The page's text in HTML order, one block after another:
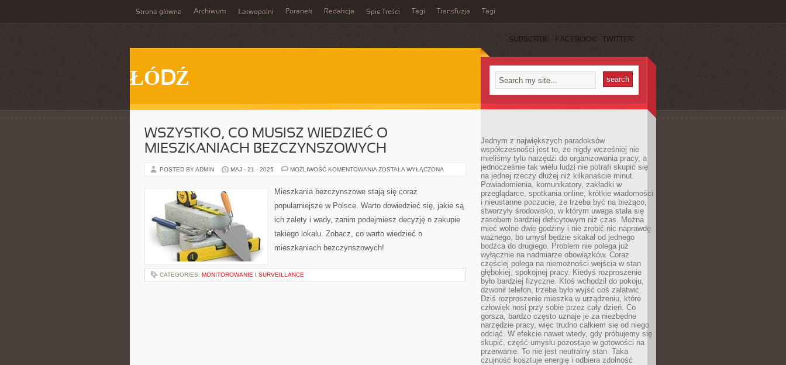
Strona główna Archiwum Łatwopalni Poranek Redakcja Spis Treści Tagi Transfuzja Tagi
SUBSCRIBE FACEBOOK TWITTER
ŁÓDŹ
WSZYSTKO, CO MUSISZ WIEDZIEĆ O
MIESZKANIACH BEZCZYNSZOWYCH
POSTED BY ADMIN MAJ - 21 - 2025 MOŻLIWOŚĆ KOMENTOWANIA WSZYSTKO,
WIEDZIEĆ
O
BEZCZYNSZOWYCH
ZOSTAŁA WYŁĄCZONA
Mieszkania bezczynszowe stają się coraz
popularniejsze w Polsce. Warto dowiedzieć się, jakie są
ich zalety i wady, zanim podejmiesz decyzję o zakupie
takiego lokalu. Zobacz, co warto wiedzieć o
mieszkaniach bezczynszowych!
CATEGORIES: MONITOROWANIE I SURVEILLANCE
Jednym z największych paradoksów
współczesności jest to, że nigdy wcześniej nie
mieliśmy tylu narzędzi do organizowania pracy, a
jednocześnie tak wielu ludzi nie potrafi skupić się
na jednej rzeczy dłużej niż kilkanaście minut.
Powiadomienia, komunikatory, zakładki w
przeglądarce, spotkania online, krótkie wiadomości
i nieustanne poczucie, że trzeba być na bieżąco,
stworzyły środowisko, w którym uwaga stała się
zasobem bardziej deficytowym niż czas. Można
mieć wolne dwie godziny i nie zrobić nic naprawdę
ważnego, bo umysł będzie skakał od jednego
bodźca do drugiego. Problem nie polega już
wyłącznie na nadmiarze obowiązków. Coraz
częściej polega na niemożności wejścia w stan
głębokiej, spokojnej pracy. Kiedyś rozproszenie
było bardziej fizyczne. Ktoś wchodził do pokoju,
dzwonił telefon, trzeba było wyjść coś załatwić.
Dziś rozproszenie mieszka w urządzeniu, które
człowiek nosi przy sobie przez cały dzień. Co
gorsza, bardzo często uznaje je za niezbędne
narzędzie pracy, więc trudno całkiem się od niego
odciąć. W efekcie nawet wtedy, gdy próbujemy się
skupić, część umysłu pozostaje w gotowości na
przerwanie. To nie jest neutralny stan. Taka
czujność kosztuje energię i odbiera zdolność